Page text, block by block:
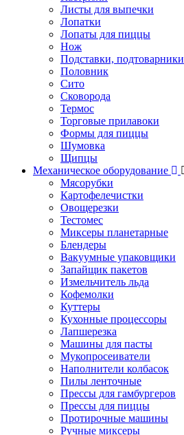
Листы для выпечки
Лопатки
Лопаты для пиццы
Нож
Подставки, подтоварники
Половник
Сито
Сковорода
Термос
Торговые прилавоки
Формы для пиццы
Шумовка
Щипцы
Механическое оборудование
Мясорубки
Картофелечистки
Овощерезки
Тестомес
Миксеры планетарные
Блендеры
Вакуумные упаковщики
Запайщик пакетов
Измельчитель льда
Кофемолки
Куттеры
Кухонные процессоры
Лапшерезка
Машины для пасты
Мукопросеиватели
Наполнители колбасок
Пилы ленточные
Прессы для гамбургеров
Прессы для пиццы
Протирочные машины
Ручные миксеры